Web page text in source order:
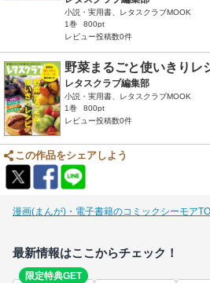
小説・実用書、レタスクラブMOOK
1巻
800pt
レビュー投稿数0件
野菜まるごと使いきりレ
レタスクラブ編集部
小説・実用書、レタスクラブMOOK
1巻
800pt
レビュー投稿数0件
この作品をシェアしよう
漫画(まんが)・電子書籍のコミックシーモア
最新情報はここからチェック！
限定特典GET